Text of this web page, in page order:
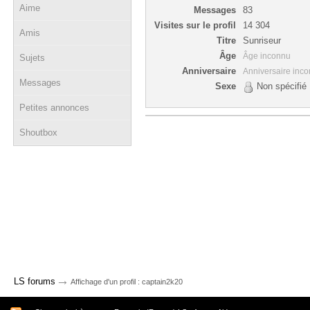
Aime
Amis
Sujets
Messages
Petites annonces
Shoutbox
Messages
83
Visites sur le profil
14 304
Titre
Sunriseur
Âge
Âge inconnu
Anniversaire Anniversaire
Sexe Non spécifié
LS forums → Affichage d'un profil : captain2k20